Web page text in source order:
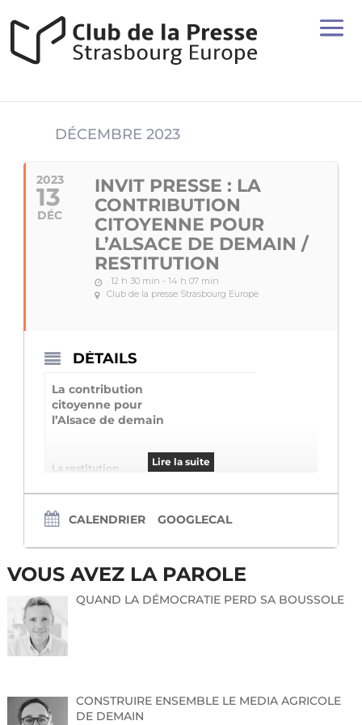
DÉCEMBRE 2023
2023
13
DÉC
INVIT PRESSE : LA
CONTRIBUTION
CITOYENNE POUR
L’ALSACE DE DEMAIN /
RESTITUTION
12 h 30 min - 14 h 07 min
Club de la presse Strasbourg Europe
Lire la suite
DÉTAILS
La contribution
citoyenne pour
l’Alsace de demain
La restitution
démocratique engagé depuis la
européenne d’Alsace pour le
restitution de la contribution
citoyenne, 3
ème
CALENDRIER GOOGLECAL
VOUS AVEZ LA PAROLE
QUAND LA DÉMOCRATIE PERD SA BOUSSOLE
CONSTRUIRE ENSEMBLE LE MEDIA AGRICOLE
DE DEMAIN